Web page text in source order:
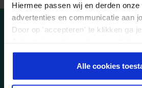
Hiermee passen wij en derden onze
advertenties en communicatie aan
Door op 'accepteren' te klikken ga
er meer over in onsprivacy beleid.
Alle cookies
Populaire
zelf tapen